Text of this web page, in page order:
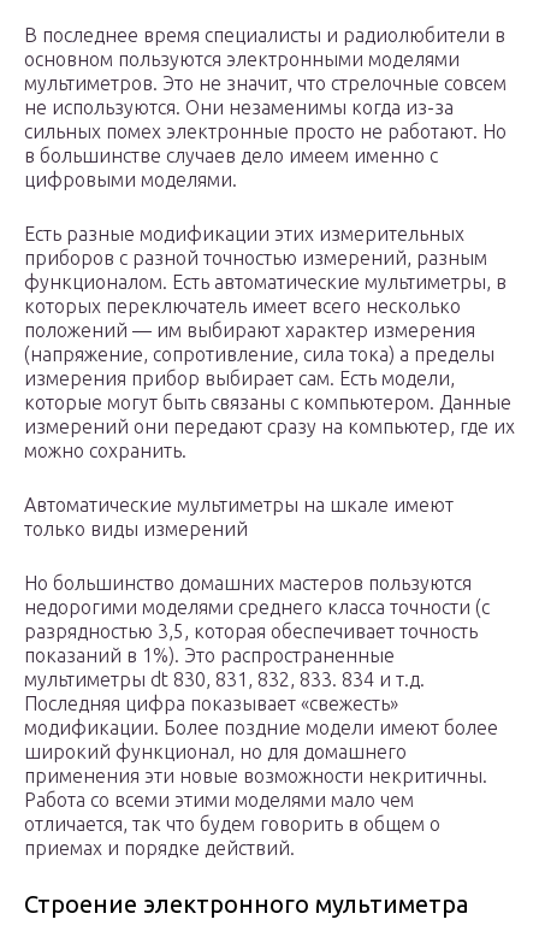
В последнее время специалисты и радиолюбители в
основном пользуются электронными моделями
мультиметров. Это не значит, что стрелочные совсем
не используются. Они незаменимы когда из-за
сильных помех электронные просто не работают. Но
в большинстве случаев дело имеем именно с
цифровыми моделями.
Есть разные модификации этих измерительных
приборов с разной точностью измерений, разным
функционалом. Есть автоматические мультиметры, в
которых переключатель имеет всего несколько
положений — им выбирают характер измерения
(напряжение, сопротивление, сила тока) а пределы
измерения прибор выбирает сам. Есть модели,
которые могут быть связаны с компьютером. Данные
измерений они передают сразу на компьютер, где их
можно сохранить.
Автоматические мультиметры на шкале имеют
только виды измерений
Но большинство домашних мастеров пользуются
недорогими моделями среднего класса точности (с
разрядностью 3,5, которая обеспечивает точность
показаний в 1%). Это распространенные
мультиметры dt 830, 831, 832, 833. 834 и т.д.
Последняя цифра показывает «свежесть»
модификации. Более поздние модели имеют более
широкий функционал, но для домашнего
применения эти новые возможности некритичны.
Работа со всеми этими моделями мало чем
отличается, так что будем говорить в общем о
приемах и порядке действий.
Строение электронного мультиметра